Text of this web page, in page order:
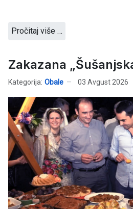
Pročitaj više …
Zakazana
Kategorija: Obale 03 Avgust 2026